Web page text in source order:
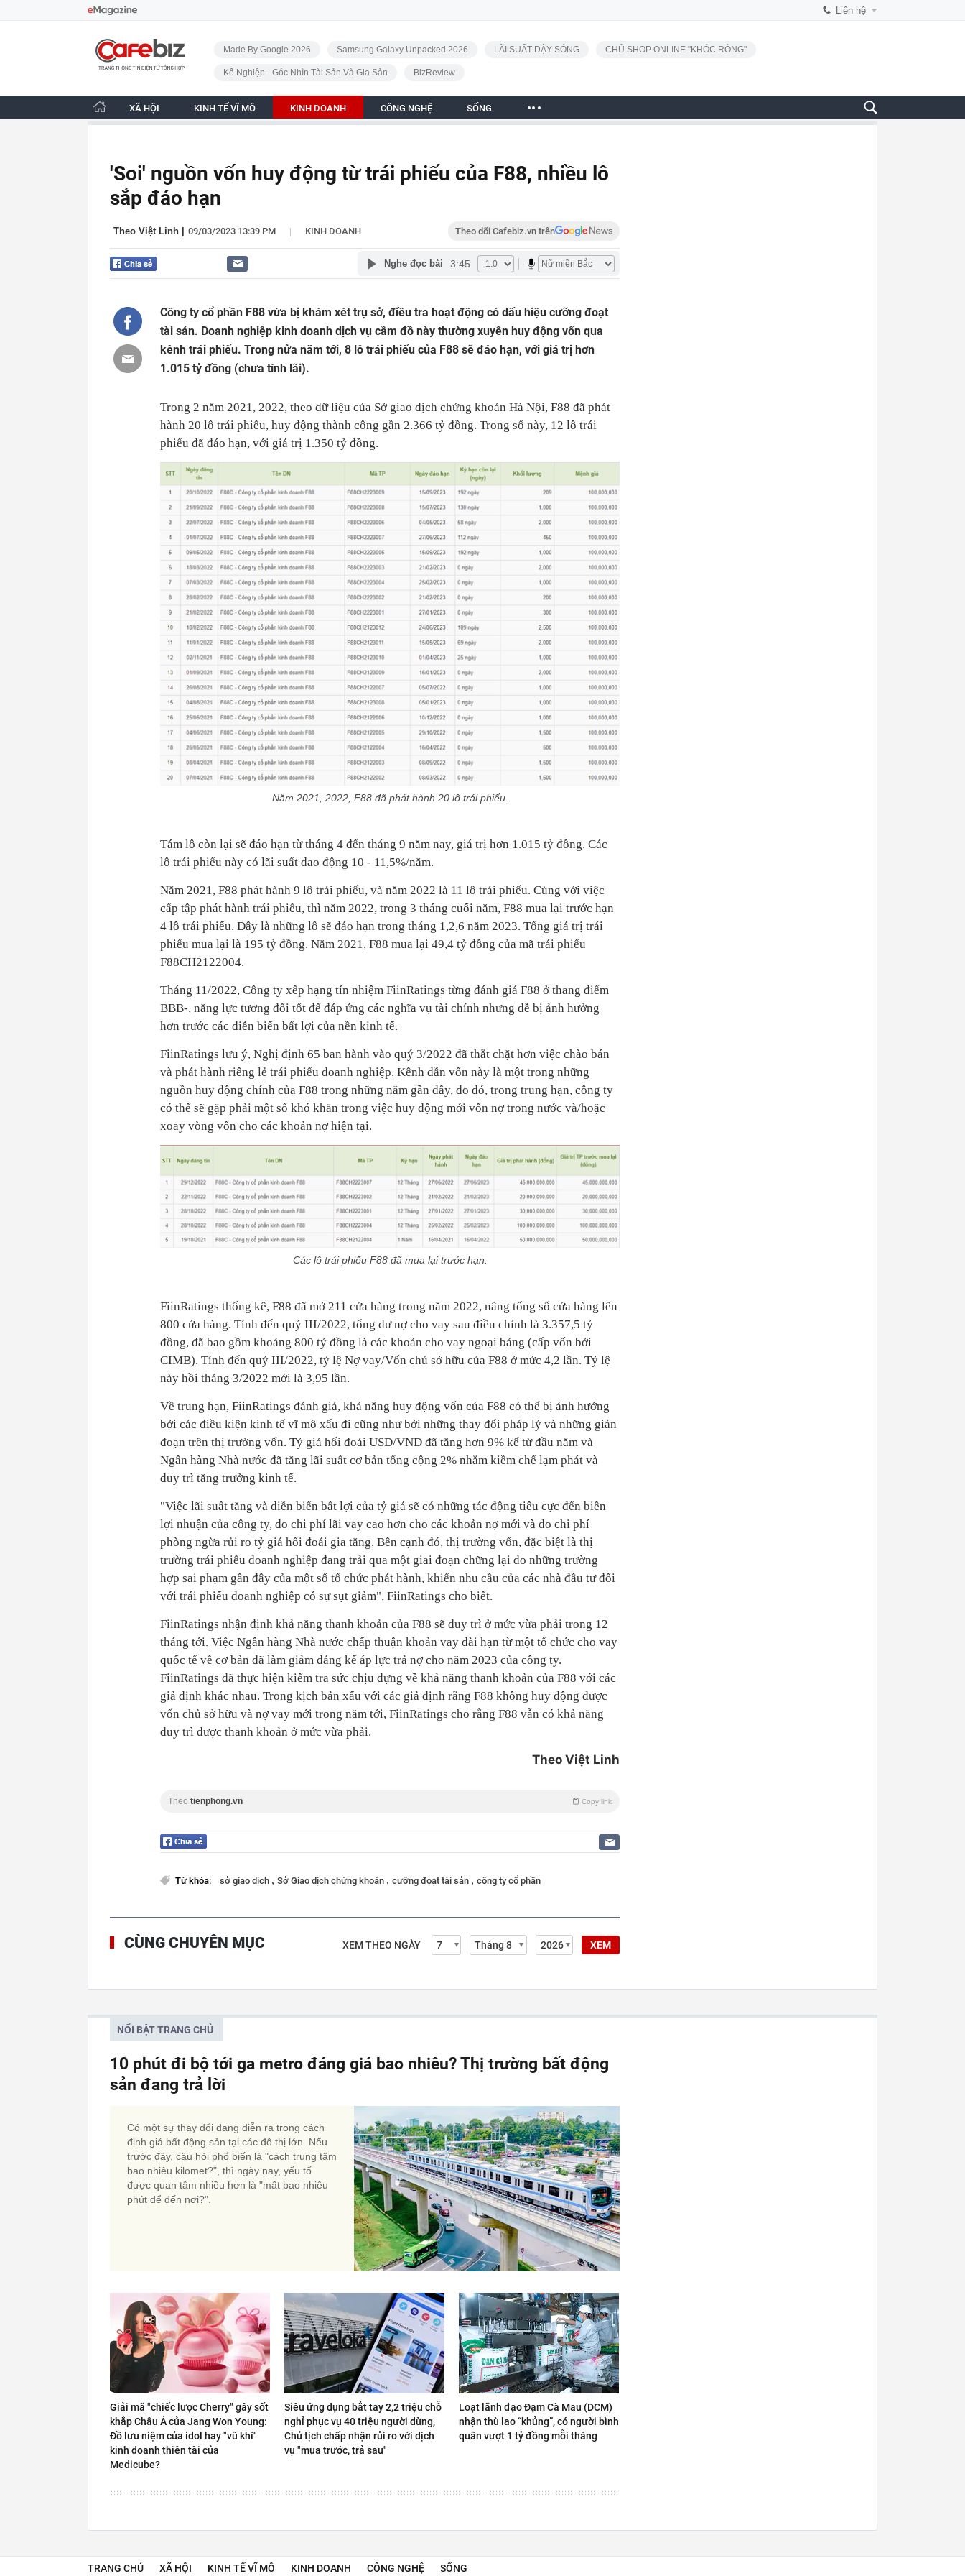
Liên hệ
CafeBiz - Trang chủ
Made By Google 2026 Samsung Galaxy Unpacked 2026 LÃI SUẤT DẬY SÓNG CHỦ SHOP ONLINE "KHÓC RÒNG"
Kế Nghiệp - Góc Nhìn Tài Sản Và Gia Sản BizReview
XÃ HỘI KINH TẾ VĨ MÔ KINH DOANH CÔNG NGHỆ SỐNG
'Soi' nguồn vốn huy động từ trái phiếu của F88, nhiều lô
sắp đáo hạn
Theo Việt Linh 09/03/2023 13:39 PM | KINH DOANH Theo dõi Cafebiz.vn trên
Nghe đọc bài 3:45
Công ty cổ phần F88 vừa bị khám xét trụ sở, điều tra hoạt động có dấu hiệu cưỡng đoạt
tài sản. Doanh nghiệp kinh doanh dịch vụ cầm đồ này thường xuyên huy động vốn qua
kênh trái phiếu. Trong nửa năm tới, 8 lô trái phiếu của F88 sẽ đáo hạn, với giá trị hơn
1.015 tỷ đồng (chưa tính lãi).
Trong 2 năm 2021, 2022, theo dữ liệu của Sở giao dịch chứng khoán Hà Nội, F88 đã phát
hành 20 lô trái phiếu, huy động thành công gần 2.366 tỷ đồng. Trong số này, 12 lô trái
phiếu đã đáo hạn, với giá trị 1.350 tỷ đồng.
Năm 2021, 2022, F88 đã phát hành 20 lô trái phiếu.
Tám lô còn lại sẽ đáo hạn từ tháng 4 đến tháng 9 năm nay, giá trị hơn 1.015 tỷ đồng. Các
lô trái phiếu này có lãi suất dao động 10 - 11,5%/năm.
Năm 2021, F88 phát hành 9 lô trái phiếu, và năm 2022 là 11 lô trái phiếu. Cùng với việc
cấp tập phát hành trái phiếu, thì năm 2022, trong 3 tháng cuối năm, F88 mua lại trước hạn
4 lô trái phiếu. Đây là những lô sẽ đáo hạn trong tháng 1,2,6 năm 2023. Tổng giá trị trái
phiếu mua lại là 195 tỷ đồng. Năm 2021, F88 mua lại 49,4 tỷ đồng của mã trái phiếu
F88CH2122004.
Tháng 11/2022, Công ty xếp hạng tín nhiệm FiinRatings từng đánh giá F88 ở thang điểm
BBB-, năng lực tương đối tốt để đáp ứng các nghĩa vụ tài chính nhưng dễ bị ảnh hưởng
hơn trước các diễn biến bất lợi của nền kinh tế.
FiinRatings lưu ý, Nghị định 65 ban hành vào quý 3/2022 đã thắt chặt hơn việc chào bán
và phát hành riêng lẻ trái phiếu doanh nghiệp. Kênh dẫn vốn này là một trong những
nguồn huy động chính của F88 trong những năm gần đây, do đó, trong trung hạn, công ty
có thể sẽ gặp phải một số khó khăn trong việc huy động mới vốn nợ trong nước và/hoặc
xoay vòng vốn cho các khoản nợ hiện tại.
Các lô trái phiếu F88 đã mua lại trước hạn.
FiinRatings thống kê, F88 đã mở 211 cửa hàng trong năm 2022, nâng tổng số cửa hàng lên
800 cửa hàng. Tính đến quý III/2022, tổng dư nợ cho vay sau điều chỉnh là 3.357,5 tỷ
đồng, đã bao gồm khoảng 800 tỷ đồng là các khoản cho vay ngoại bảng (cấp vốn bởi
CIMB). Tính đến quý III/2022, tỷ lệ Nợ vay/Vốn chủ sở hữu của F88 ở mức 4,2 lần. Tỷ lệ
này hồi tháng 3/2022 mới là 3,95 lần.
Về trung hạn, FiinRatings đánh giá, khả năng huy động vốn của F88 có thể bị ảnh hưởng
bởi các điều kiện kinh tế vĩ mô xấu đi cũng như bởi những thay đổi pháp lý và những gián
đoạn trên thị trường vốn. Tỷ giá hối đoái USD/VND đã tăng hơn 9% kể từ đầu năm và
Ngân hàng Nhà nước đã tăng lãi suất cơ bản tổng cộng 2% nhằm kiềm chế lạm phát và
duy trì tăng trưởng kinh tế.
"Việc lãi suất tăng và diễn biến bất lợi của tỷ giá sẽ có những tác động tiêu cực đến biên
lợi nhuận của công ty, do chi phí lãi vay cao hơn cho các khoản nợ mới và do chi phí
phòng ngừa rủi ro tỷ giá hối đoái gia tăng. Bên cạnh đó, thị trường vốn, đặc biệt là thị
trường trái phiếu doanh nghiệp đang trải qua một giai đoạn chững lại do những trường
hợp sai phạm gần đây của một số tổ chức phát hành, khiến nhu cầu của các nhà đầu tư đối
với trái phiếu doanh nghiệp có sự sụt giảm", FiinRatings cho biết.
FiinRatings nhận định khả năng thanh khoản của F88 sẽ duy trì ở mức vừa phải trong 12
tháng tới. Việc Ngân hàng Nhà nước chấp thuận khoản vay dài hạn từ một tổ chức cho vay
quốc tế về cơ bản đã làm giảm đáng kể áp lực trả nợ cho năm 2023 của công ty.
FiinRatings đã thực hiện kiểm tra sức chịu đựng về khả năng thanh khoản của F88 với các
giả định khác nhau. Trong kịch bản xấu với các giả định rằng F88 không huy động được
vốn chủ sở hữu và nợ vay mới trong năm tới, FiinRatings cho rằng F88 vẫn có khả năng
duy trì được thanh khoản ở mức vừa phải.
Theo Việt Linh
Theo tienphong.vn Copy link
Từ khóa: sở giao dịch , Sở Giao dịch chứng khoán , cưỡng đoạt tài sản , công ty cổ phần
CÙNG CHUYÊN MỤC XEM THEO NGÀY XEM
NỔI BẬT TRANG CHỦ
10 phút đi bộ tới ga metro đáng giá bao nhiêu? Thị trường bất động
sản đang trả lời
Có một sự thay đổi đang diễn ra trong cách
định giá bất động sản tại các đô thị lớn. Nếu
trước đây, câu hỏi phổ biến là "cách trung tâm
bao nhiêu kilomet?", thì ngày nay, yếu tố
được quan tâm nhiều hơn là "mất bao nhiêu
phút để đến nơi?".
Giải mã "chiếc lược Cherry" gây sốt
khắp Châu Á của Jang Won Young:
Đồ lưu niệm của idol hay "vũ khí"
kinh doanh thiên tài của
Medicube?
Siêu ứng dụng bắt tay 2,2 triệu chỗ
nghỉ phục vụ 40 triệu người dùng,
Chủ tịch chấp nhận rủi ro với dịch
vụ "mua trước, trả sau"
Loạt lãnh đạo Đạm Cà Mau (DCM)
nhận thù lao “khủng”, có người bình
quân vượt 1 tỷ đồng mỗi tháng
TRANG CHỦ XÃ HỘI KINH TẾ VĨ MÔ KINH DOANH CÔNG NGHỆ SỐNG